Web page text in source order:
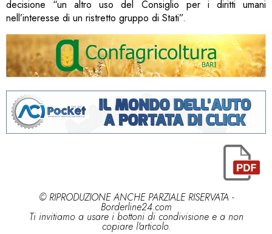
decisione “un altro uso del Consiglio per i diritti umani
nell’interesse di un ristretto gruppo di Stati”.
© RIPRODUZIONE ANCHE PARZIALE RISERVATA -
Borderline24.com
Ti invitiamo a usare i bottoni di condivisione e a non
copiare l'articolo.